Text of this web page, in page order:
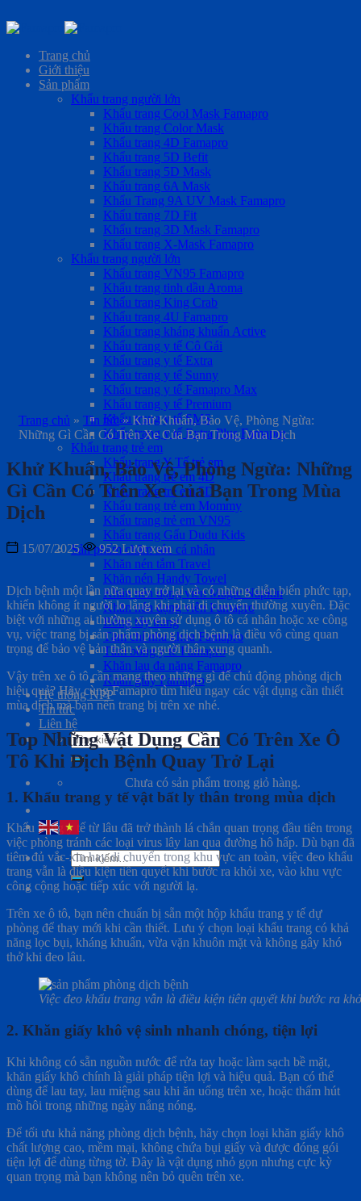
Skip
contentTrang chủ
Giới thiệu
Sản phẩm
Khẩu trang người lớn
Khẩu trang Cool Mask Famapro
Khẩu trang Color Mask
Khẩu trang 4D Famapro
Khẩu trang 5D Befit
Khẩu trang 5D Mask
Khẩu trang 6A Mask
Khẩu Trang 9A UV Mask Famapro
Khẩu trang 7D Fit
Khẩu trang 3D Mask Famapro
Khẩu trang X-Mask Famapro
Khẩu trang người lớn
Khẩu trang VN95 Famapro
Khẩu trang tinh dầu Aroma
Khẩu trang King Crab
Khẩu trang 4U Famapro
Khẩu trang kháng khuẩn Active
Khẩu trang y tế Cô Gái
Khẩu trang y tế Extra
Khẩu trang y tế Sunny
Khẩu trang y tế Famapro Max
Khẩu trang y tế Premium
Khẩu trang y tế SMS
Khẩu trang y tế Extra Plus Famapro
Khẩu trang trẻ em
Khẩu trang Y Tế trẻ em
Khẩu trang trẻ em 4D
Khẩu trang trẻ em 5D
Khẩu trang trẻ em Mommy
Khẩu trang trẻ em VN95
Khẩu trang Gấu Dudu Kids
Sản phẩm chăm sóc cá nhân
Khăn nén tắm Travel
Khăn nén Handy Towel
Khăn nén dạng viên Magic Napkin
Khăn nén dạng viên Famapro
Bông tẩy trang
Tăm chỉ nha khoa Famapro
Tăm bông y tế Famapro
Khăn lau đa năng Famapro
Khăn giấy Famapro
Hệ thống NPP
Tin tức
Liên hệ
Tìm
kiếm:
Chưa có sản phẩm trong giỏ hàng.
Tìm
kiếm:
Trang chủ » Tin tức»Khử Khuẩn, Bảo Vệ, Phòng Ngừa:
Những Gì Cần Có Trên Xe Của Bạn Trong Mùa Dịch
Khử Khuẩn, Bảo Vệ, Phòng Ngừa: Những
Gì Cần Có Trên Xe Của Bạn Trong Mùa
Dịch
15/07/2025 952 Lượt xem
Dịch bệnh một lần nữa quay trở lại và có những diễn biến phức tạp,
khiến không ít người lo lắng khi phải di chuyển thường xuyên. Đặc
biệt với những ai thường xuyên sử dụng ô tô cá nhân hoặc xe công
vụ, việc trang bị sản phẩm phòng dịch bệnh là điều vô cùng quan
trọng để bảo vệ bản thân và người thân xung quanh.
Vậy trên xe ô tô cần mang theo những gì để chủ động phòng dịch
hiệu quả? Hãy cùng Famapro tìm hiểu ngay các vật dụng cần thiết
mùa dịch mà bạn nên trang bị trên xe nhé.
Top Những Vật Dụng Cần Có Trên Xe Ô
Tô Khi Dịch Bệnh Quay Trở Lại
1. Khẩu trang y tế vật bất ly thân trong mùa dịch
Khẩu trang y tế từ lâu đã trở thành lá chắn quan trọng đầu tiên trong
việc phòng tránh các loại virus lây lan qua đường hô hấp. Dù bạn đã
tiêm đủ vắc-xin hay di chuyển trong khu vực an toàn, việc đeo khẩu
trang vẫn là điều kiện tiên quyết khi bước ra khỏi xe, vào khu vực
công cộng hoặc tiếp xúc với người lạ.
Trên xe ô tô, bạn nên chuẩn bị sẵn một hộp khẩu trang y tế dự
phòng để thay mới khi cần thiết. Lưu ý chọn loại khẩu trang có khả
năng lọc bụi, kháng khuẩn, vừa vặn khuôn mặt và không gây khó
thở khi đeo lâu.
Việc đeo khẩu trang vẫn là điều kiện tiên quyết khi bước ra
2. Khăn giấy khô vệ sinh nhanh chóng, tiện lợi
Khi không có sẵn nguồn nước để rửa tay hoặc làm sạch bề mặt,
khăn giấy khô chính là giải pháp tiện lợi và hiệu quả. Bạn có thể
dùng để lau tay, lau miệng sau khi ăn uống trên xe, hoặc thấm hút
mồ hôi trong những ngày nắng nóng.
Để tối ưu khả năng phòng dịch bệnh, hãy chọn loại khăn giấy khô
chất lượng cao, mềm mại, không chứa bụi giấy và được đóng gói
tiện lợi để dùng từng tờ. Đây là vật dụng nhỏ gọn nhưng cực kỳ
quan trọng mà bạn không nên bỏ quên trên xe.